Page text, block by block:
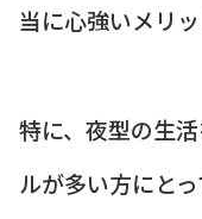
当に心強いメリッ
特に、夜型の生
ルが多い方にとっ